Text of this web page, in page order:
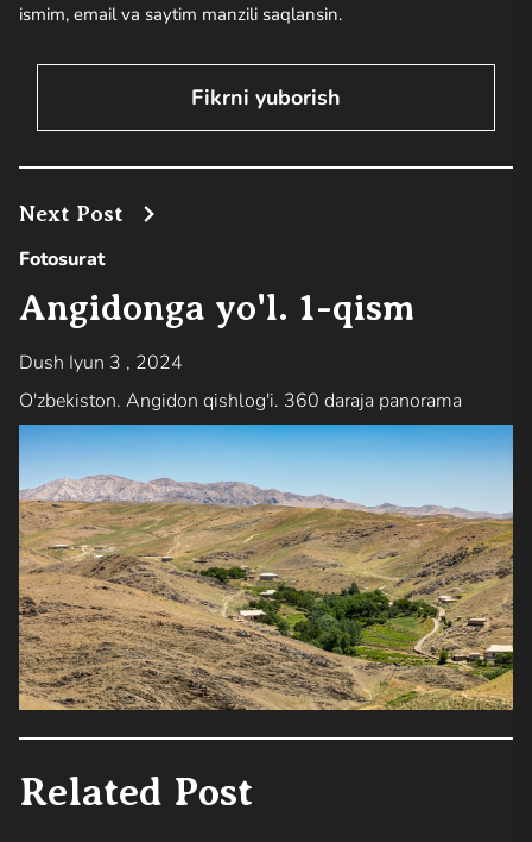
ismim, email va saytim manzili saqlansin.
Next Post
Fotosurat
Angidonga yo'l. 1-qism
Dush Iyun 3 , 2024
O'zbekiston. Angidon qishlog'i. 360 daraja panorama
Related Post